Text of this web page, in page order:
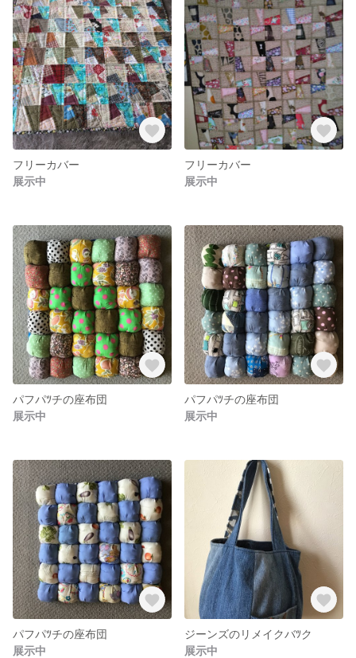
フリーカバー
展示中
フリーカバー
展示中
パフパﾂチの座布団
展示中
パフパﾂチの座布団
展示中
パフパﾂチの座布団
展示中
ジーンズのリメイクバﾂク
展示中